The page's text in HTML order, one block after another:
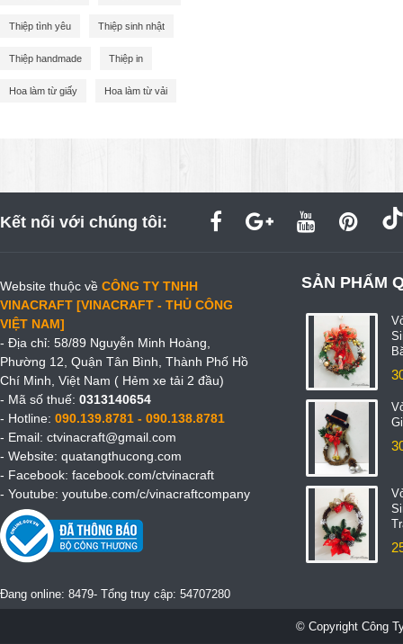
Thiệp tình yêu Thiệp sinh nhật
Thiệp handmade Thiệp in
Hoa làm từ giấy Hoa làm từ vải
Kết nối với chúng tôi:
Website thuộc về CÔNG TY TNHH
VINACRAFT [VINACRAFT - THỦ CÔNG
VIỆT NAM]
- Địa chỉ: 58/89 Nguyễn Minh Hoàng,
Phường 12, Quận Tân Bình, Thành Phố Hồ
Chí Minh, Việt Nam ( Hẻm xe tải 2 đầu)
- Mã số thuế: 0313140654
- Hotline: 090.139.8781 - 090.138.8781
- Email: ctvinacraft@gmail.com
- Website: quatangthucong.com
- Facebook: facebook.com/ctvinacraft
- Youtube: youtube.com/c/vinacraftcompany
Đang online: 8479- Tổng truy cập: 54707280
SẢN PHẨM
© Copyright Công